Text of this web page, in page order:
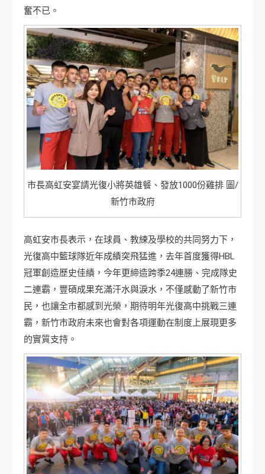
奮不已。
市長高虹安宴請光復小將英雄餐、發放1000份雞排 圖/
新竹市政府
高虹安市長表示，在球員、教練及學校的共同努力下，
光復高中籃球隊近年成績突飛猛進，去年首度獲得HBL
冠軍創造歷史佳績，今年更締造跨季24連勝、完成隊史
二連霸，豐碩成果充滿汗水與淚水，不僅感動了新竹市
民，也讓全市都感到光榮，期待明年光復高中挑戰三連
霸，新竹市政府未來也會對各項運動在制度上展現更多
的實質支持。